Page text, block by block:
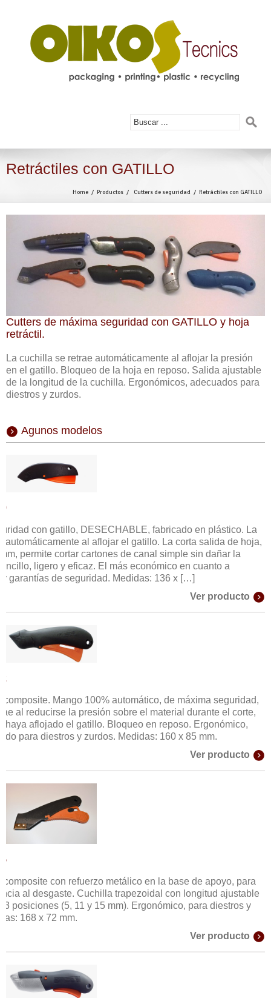
Retráctiles con GATILLO
Home Productos Cutters de seguridad Retráctiles con GATILLO
Cutters de máxima seguridad con GATILLO y hoja
retráctil.
La cuchilla se retrae automáticamente al aflojar la presión
en el gatillo. Bloqueo de la hoja en reposo. Salida ajustable
de la longitud de la cuchilla. Ergonómicos, adecuados para
diestros y zurdos.
Agunos modelos
con gatillo, DESECHABLE, fabricado en plástico. La
automáticamente al aflojar el gatillo. La corta salida de hoja,
permite cortar cartones de canal simple sin dañar la
ligero y eficaz. El más económico en cuanto a
garantías de seguridad. Medidas: 136 x […]
Ver producto
composite. Mango 100% automático, de máxima seguridad,
al reducirse la presión sobre el material durante el corte,
haya aflojado el gatillo. Bloqueo en reposo. Ergonómico,
para diestros y zurdos. Medidas: 160 x 85 mm.
Ver producto
composite con refuerzo metálico en la base de apoyo, para
al desgaste. Cuchilla trapezoidal con longitud ajustable
3 posiciones (5, 11 y 15 mm). Ergonómico, para diestros y
168 x 72 mm.
Ver producto